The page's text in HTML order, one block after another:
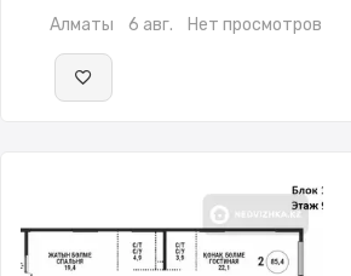
Алматы 6 авг. Нет просмотров